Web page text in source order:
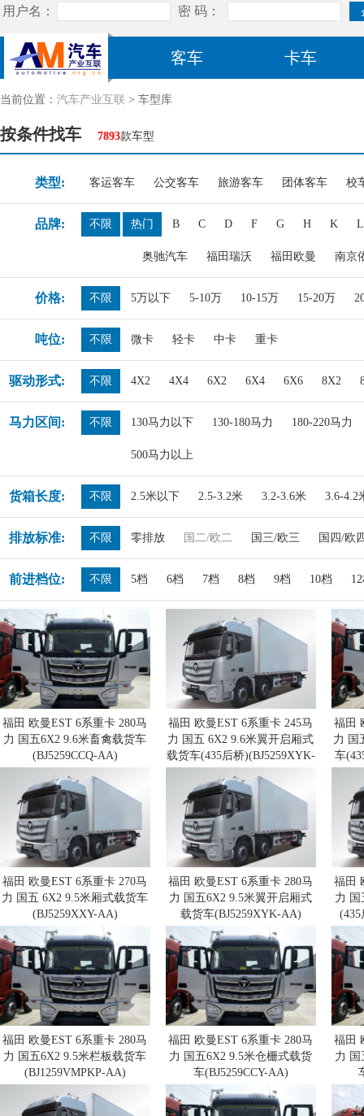
客车 卡车
当前位置： 汽车产业互联 > 车型库
按条件找车 7893款车型
类型: 客运客车 公交客车 旅游客车 团体客车 校
品牌: 不限 热门 B C D F G H K L
奥驰汽车 福田瑞沃 福田欧曼 南京
价格: 不限 5万以下 5-10万 10-15万 15-20万
吨位: 不限 微卡 轻卡 中卡 重卡
驱动形式: 不限 4X2 4X4 6X2 6X4 6X6 8X2
马力区间: 不限 130马力以下 130-180马力 180-220马力
500马力以上
货箱长度: 不限 2.5米以下 2.5-3.2米 3.2-3.6米 3.6-4.2
排放标准: 不限 零排放 国二/欧二 国三/欧三 国四/欧
前进档位: 不限 5档 6档 7档 8档 9档 10档
福田 欧曼EST 6系重卡 280马
力 国五6X2 9.6米畜禽载货车
(BJ5259CCQ-AA)
福田 欧曼EST 6系重卡 245马
力 国五 6X2 9.6米翼开启厢式
载货车(435后桥)(BJ5259XYK-
福田
力 国
车
福田 欧曼EST 6系重卡 270马
力 国五 6X2 9.5米厢式载货车
(BJ5259XXY-AA)
福田 欧曼EST 6系重卡 280马
力 国五6X2 9.5米翼开启厢式
载货车(BJ5259XYK-AA)
福田
力 国
(435
福田 欧曼EST 6系重卡 280马
力 国五6X2 9.5米栏板载货车
(BJ1259VMPKP-AA)
福田 欧曼EST 6系重卡 280马
力 国五6X2 9.5米仓栅式载货
车(BJ5259CCY-AA)
福田
力 国